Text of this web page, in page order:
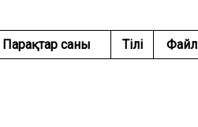
Парақтар саны Тілі Файл